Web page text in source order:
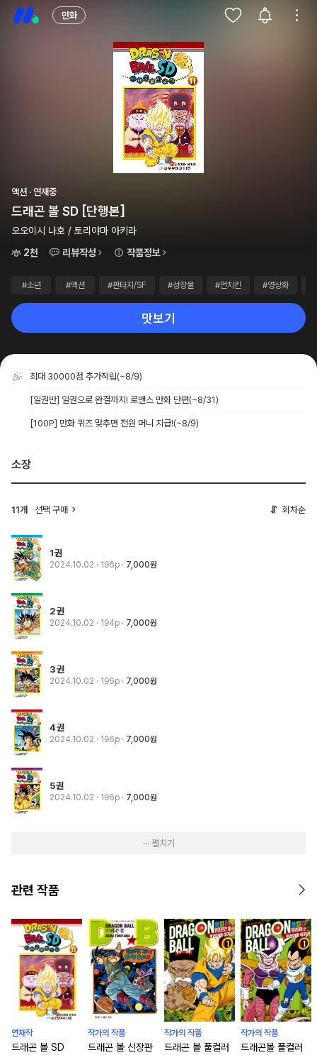
만화
액션 · 연재중
드래곤 볼 SD [단행본]
오오이시 나호 / 토리야마 아키라
2천
리뷰작성 작품정보
#소년 #액션 #판타지/SF #성장물 #먼치킨 #영상화
맛보기
최대 30000점 추가적립(~8/9)
[일권만] 일권으로 완결까지! 로맨스 만화 단편(~8/31)
[100P] 만화 퀴즈 맞추면 전원 머니 지급!(~8/9)
소장
11개 선택 구매 회차순
1권
2024.10.02 · 196p 7,000원
2권
2024.10.02 · 194p 7,000원
3권
2024.10.02 · 196p 7,000원
4권
2024.10.02 · 196p 7,000원
5권
2024.10.02 · 196p 7,000원
··· 펼치기
관련 작품
연재작
드래곤 볼 SD
작가의 작품
드래곤 볼 신장판
작가의 작품
드래곤 볼 풀컬러
작가의 작품
드래곤볼 풀컬러